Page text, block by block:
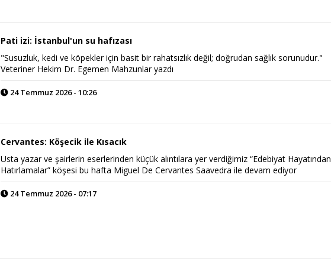
Pati izi: İstanbul'un su hafızası
"Susuzluk, kedi ve köpekler için basit bir rahatsızlık değil; doğrudan sağlık sorunudur."
Veteriner Hekim Dr. Egemen Mahzunlar yazdı
24 Temmuz 2026 - 10:26
Cervantes: Köşecik ile Kısacık
Usta yazar ve şairlerin eserlerinden küçük alıntılara yer verdiğimiz “Edebiyat Hayatından
Hatırlamalar” köşesi bu hafta Miguel De Cervantes Saavedra ile devam ediyor
24 Temmuz 2026 - 07:17